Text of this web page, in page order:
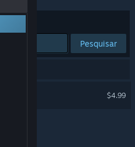
Pesquisar
$4.99